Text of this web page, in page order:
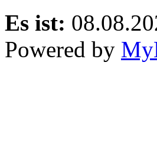
Es ist:
Powered by